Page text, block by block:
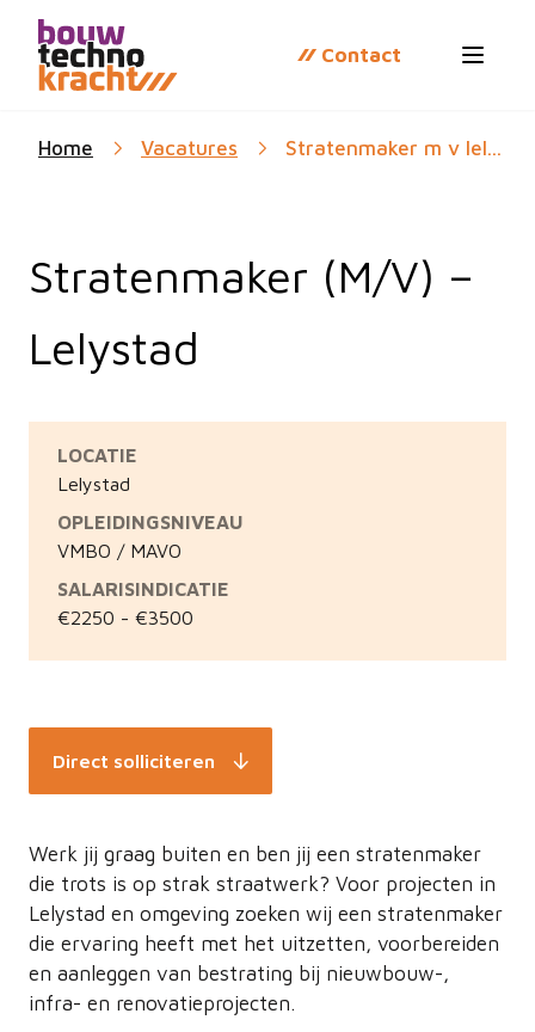
Contact
Open
Home Vacatures Stratenmaker m v lel...
Stratenmaker (M/V) –
Lelystad
LOCATIE
Lelystad
OPLEIDINGSNIVEAU
VMBO / MAVO
SALARISINDICATIE
€2250 - €3500
Direct solliciteren
Werk jij graag buiten en ben jij een stratenmaker
die trots is op strak straatwerk? Voor projecten in
Lelystad en omgeving zoeken wij een stratenmaker
die ervaring heeft met het uitzetten, voorbereiden
en aanleggen van bestrating bij nieuwbouw-,
infra- en renovatieprojecten.